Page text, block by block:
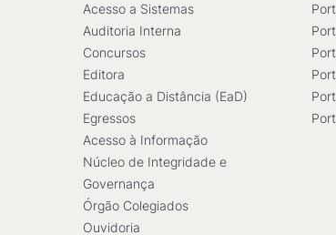
Acesso a Sistemas
Auditoria Interna
Concursos
Editora
Educação a Distância (EaD)
Egressos
Acesso à Informação
Núcleo de Integridade e
Governança
Órgão Colegiados
Ouvidoria